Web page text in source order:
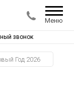
Меню
звонок
Год 2026